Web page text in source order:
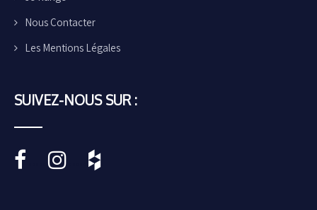
Nous Contacter
Les Mentions Légales
SUIVEZ-NOUS SUR :